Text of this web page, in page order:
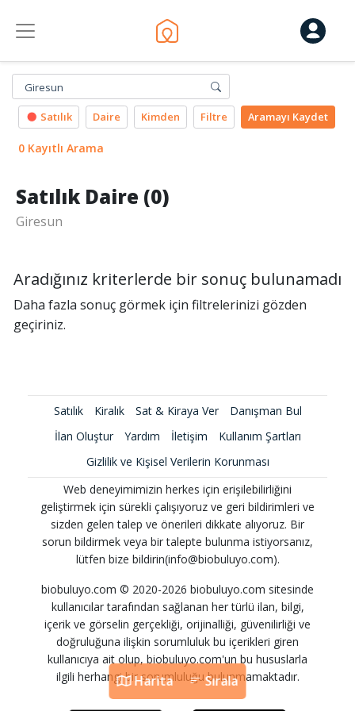
Giresun
Satılık Daire Kimden Filtre Aramayı Kaydet
0 Kayıtlı Arama
Harita Sırala
Harita
Satılık Daire (0)
Giresun
Aradığınız kriterlerde bir sonuç bulunamadı
Daha fazla sonuç görmek için filtrelerinizi gözden
geçiriniz.
Satılık Kiralık Sat & Kiraya Ver
Danışman Bul
İlan Oluştur
Yardım İletişim
Kullanım Şartları
Gizlilik ve Kişisel Verilerin Korunması
Web deneyimimizin herkes için erişilebilirliğini
geliştirmek için sürekli çalışıyoruz ve geri bildirimleri ve
sizden gelen talep ve önerileri dikkate alıyoruz. Bir
sorun bildirmek veya bir talepte bulunma istiyorsanız,
lütfen bize bildirin(info@biobuluyo.com).
biobuluyo.com © 2020-2026 biobuluyo.com sitesinde
kullanıcılar tarafından sağlanan her türlü ilan, bilgi,
içerik ve görselin gerçekliği, orijinalliği, güvenilirliği ve
doğruluğuna ilişkin sorumluluk bu içerikleri giren
kullanıcıya ait olup, biobuluyo.com'un bu hususlarla
ilgili herhangi bir sorumluluğu bulunmamaktadır.